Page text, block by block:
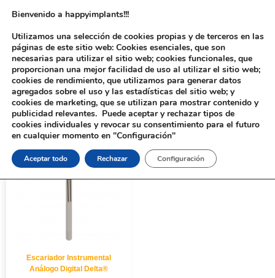
Inicio/ Productos etiquetados “218035”
Escariador Instrumental
Análogo Digital Delta®
Bienvenido a happyimplants!!!
Utilizamos una selección de cookies propias y de terceros en las
páginas de este sitio web: Cookies esenciales, que son
necesarias para utilizar el sitio web; cookies funcionales, que
proporcionan una mejor facilidad de uso al utilizar el sitio web;
cookies de rendimiento, que utilizamos para generar datos
agregados sobre el uso y las estadísticas del sitio web; y
cookies de marketing, que se utilizan para mostrar contenido y
publicidad relevantes. Puede aceptar y rechazar tipos de
cookies individuales y revocar su consentimiento para el futuro
en cualquier momento en "Configuración"
Aceptar todo Rechazar Configuración